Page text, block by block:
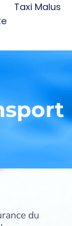
Taxi Malus
du